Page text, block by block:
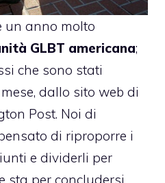
un anno molto
GLBT americana;
che sono stati
dallo sito web di
Post. Noi di
di riproporre i
e dividerli per
sta per concludersi.